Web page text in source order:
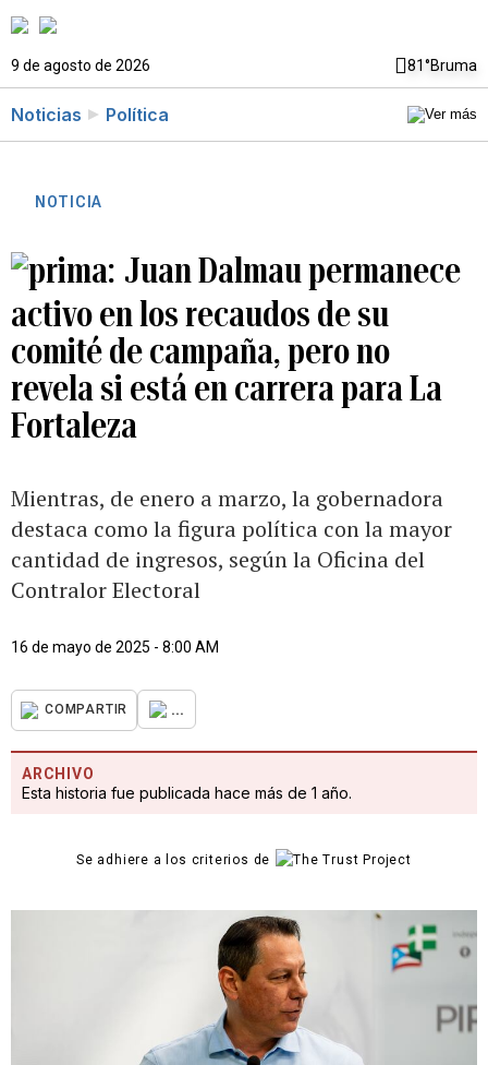
9 de agosto de 2026 81°Bruma
Noticias Política
NOTICIA
Juan Dalmau permanece
activo en los recaudos de su
comité de campaña, pero no
revela si está en carrera para La
Fortaleza
Mientras, de enero a marzo, la gobernadora
destaca como la figura política con la mayor
cantidad de ingresos, según la Oficina del
Contralor Electoral
16 de mayo de 2025 - 8:00 AM
COMPARTIR ...
ARCHIVO
Esta historia fue publicada hace más de 1 año.
Se adhiere a los criterios de